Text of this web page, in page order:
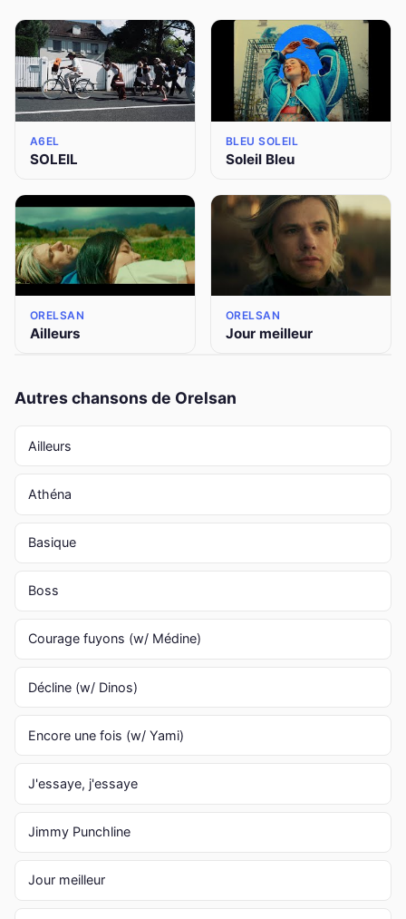
A6EL
SOLEIL
BLEU SOLEIL
Soleil Bleu
ORELSAN
Ailleurs
ORELSAN
Jour meilleur
Autres chansons de Orelsan
Ailleurs
Athéna
Basique
Boss
Courage fuyons (w/ Médine)
Décline (w/ Dinos)
Encore une fois (w/ Yami)
J'essaye, j'essaye
Jimmy Punchline
Jour meilleur